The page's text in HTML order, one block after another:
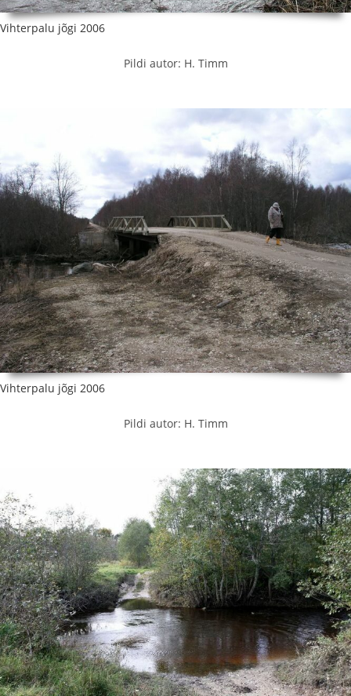
Vihterpalu jõgi 2006
Pildi autor: H. Timm
Vihterpalu jõgi 2006
Pildi autor: H. Timm